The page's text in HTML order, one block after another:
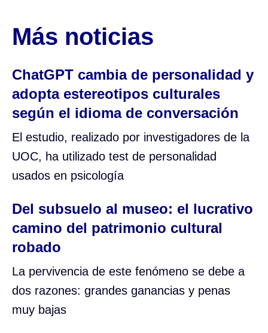
Más noticias
ChatGPT cambia de personalidad y
adopta estereotipos culturales
según el idioma de conversación
El estudio, realizado por investigadores de la
UOC, ha utilizado test de personalidad
usados en psicología
Del subsuelo al museo: el lucrativo
camino del patrimonio cultural
robado
La pervivencia de este fenómeno se debe a
dos razones: grandes ganancias y penas
muy bajas